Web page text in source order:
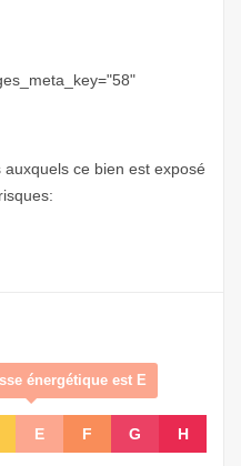
ce bien est exposé
E
énergétique est E
F G H